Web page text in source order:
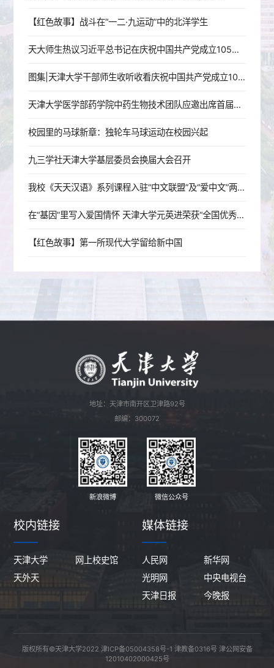
【红色故事】战斗在“一二·九运动”中的北洋学生
天大师生热议习近平总书记在庆祝中国共产党成立105周年大会上的重要讲话
图集|天津大学干部师生收听收看庆祝中国共产党成立105周年大会
天津大学医学部药学院中药生物技术团队应邀出席首届世界中医药人工智能大会暨世界中联第五届理事会第五次全体会议
校园里的马球新章：独轮车马球运动在校园兴起
九三学社天津大学基层委员会换届大会召开
我校《天天汉语》系列课程入驻“中文联盟”及“爱中文”两大国家级平台，助力全球中文学习
在“基因”里写入爱国情怀 天津大学元英进荣获“全国优秀共产党员”称号
【红色故事】第一所现代大学留给新中国
地址：天津市南开区卫津路92号
邮编：300072
新浪微博 微信公众号
校内链接
天津大学
网上校史馆
天外天
媒体链接
人民网
新华网
光明网
中央电视台
天津日报
今晚报
版权所有©天津大学2022 津ICP备05004358号-1 津教备0316号 津公网安备
12010402000425号